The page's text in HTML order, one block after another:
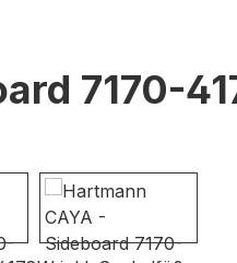
7170-